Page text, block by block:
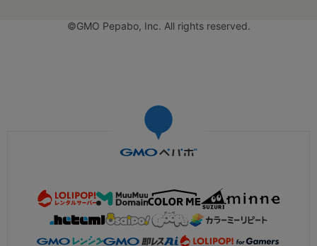
©GMO Pepabo, Inc. All rights reserved.